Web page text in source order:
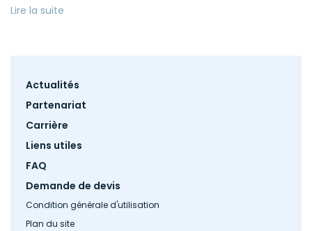
Lire la suite
Footer
Actualités
Partenariat
Carrière
Liens utiles
FAQ
Demande de devis
Condition générale d'utilisation
Plan du site